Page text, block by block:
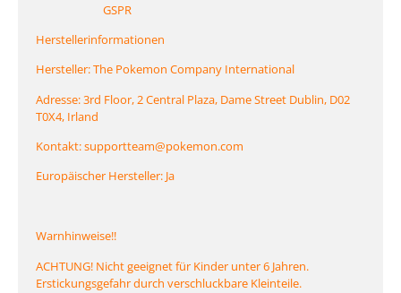
GSPR
Herstellerinformationen
Hersteller: The Pokemon Company International
Adresse: 3rd Floor, 2 Central Plaza, Dame Street Dublin, D02
T0X4, Irland
Kontakt: supportteam@pokemon.com
Europäischer Hersteller: Ja
Warnhinweise!!
ACHTUNG! Nicht geeignet für Kinder unter 6 Jahren.
Erstickungsgefahr durch verschluckbare Kleinteile.